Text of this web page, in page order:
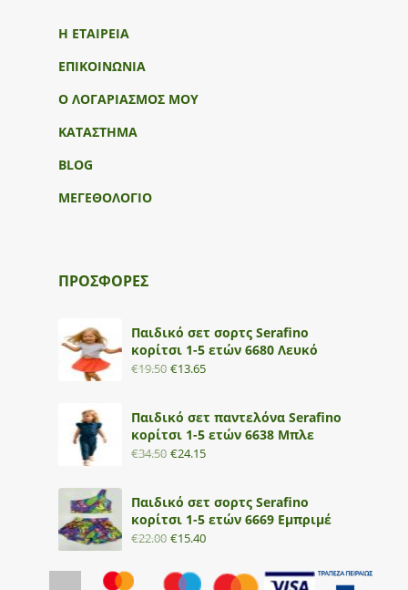
Η ΕΤΑΙΡΕΙΑ
ΕΠΙΚΟΙΝΩΝΙΑ
Ο ΛΟΓΑΡΙΑΣΜΟΣ ΜΟΥ
ΚΑΤΑΣΤΗΜΑ
BLOG
ΜΕΓΕΘΟΛΟΓΙΟ
ΠΡΟΣΦΟΡΕΣ
Παιδικό σετ σορτς Serafino
κορίτσι 1-5 ετών 6680 Λευκό
€19.50 €13.65
Παιδικό σετ παντελόνα Serafino
κορίτσι 1-5 ετών 6638 Μπλε
€34.50 €24.15
Παιδικό σετ σορτς Serafino
κορίτσι 1-5 ετών 6669 Εμπριμέ
€22.00 €15.40